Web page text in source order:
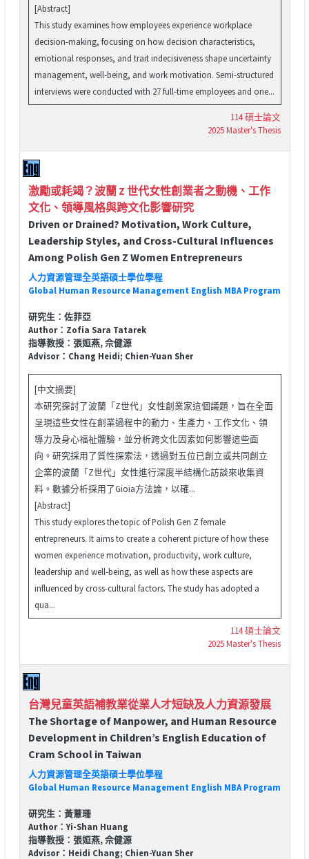
[Abstract]
This study examines how employees experience workplace
decision-making, focusing on how decision characteristics,
emotional responses, and trait indecisiveness shape uncertainty
management, well-being, and work motivation. Semi-structured
interviews were conducted with 27 full-time employees and one...
114 碩士論文
2025 Master's Thesis
激勵或耗竭？波蘭 Z 世代女性創業者之動機、工作
文化、領導風格與跨文化影響研究
Driven or Drained? Motivation, Work Culture,
Leadership Styles, and Cross-Cultural Influences
Among Polish Gen Z Women Entrepreneurs
人力資源管理全英語碩士學位學程
Global Human Resource Management English MBA Program
研究生：佐菲亞
Author：Zofia Sara Tatarek
指導教授：張姮燕, 佘健源
Advisor：Chang Heidi; Chien-Yuan Sher
[中文摘要]
本研究探討了波蘭「Z世代」女性創業家這個議題，旨在全面
呈現這些女性在創業過程中的動力、生產力、工作文化、領
導力及身心福祉體驗，並分析跨文化因素如何影響這些面
向。研究採用了質性探索法，透過對五位已創立或共同創立
企業的波蘭「Z世代」女性進行深度半結構化訪談來收集資
料。數據分析採用了Gioia方法論，以確...
[Abstract]
This study explores the topic of Polish Gen Z female
entrepreneurs. It aims to create a coherent picture of how these
women experience motivation, productivity, work culture,
leadership and well-being, as well as how these aspects are
influenced by cross-cultural factors. The study has adopted a
qua...
114 碩士論文
2025 Master's Thesis
台灣兒童英語補教業從業人才短缺及人力資源發展
The Shortage of Manpower, and Human Resource
Development in Children’s English Education of
Cram School in Taiwan
人力資源管理全英語碩士學位學程
Global Human Resource Management English MBA Program
研究生：黃薏珊
Author：Yi-Shan Huang
指導教授：張姮燕, 佘健源
Advisor：Heidi Chang; Chien-Yuan Sher